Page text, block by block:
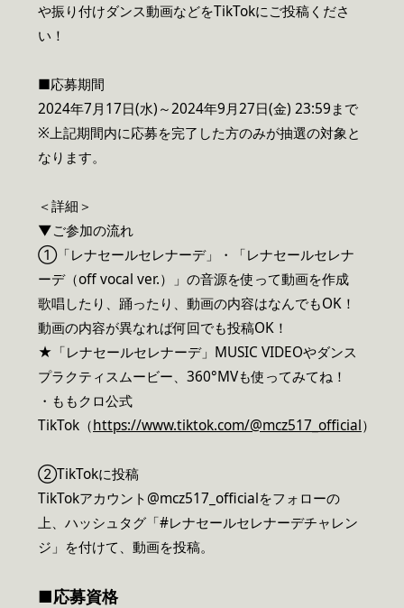
や振り付けダンス動画などをTikTokにご投稿くださ
い！
■応募期間
2024年7月17日(水)～2024年9月27日(金) 23:59まで
※上記期間内に応募を完了した方のみが抽選の対象と
なります。
＜詳細＞
▼ご参加の流れ
①「レナセールセレナーデ」・「レナセールセレナ
ーデ（off vocal ver.）」の音源を使って動画を作成
歌唱したり、踊ったり、動画の内容はなんでもOK！
動画の内容が異なれば何回でも投稿OK！
★「レナセールセレナーデ」MUSIC VIDEOやダンス
プラクティスムービー、360°MVも使ってみてね！
・ももクロ公式
TikTok（https://www.tiktok.com/@mcz517_official）
②TikTokに投稿
TikTokアカウント@mcz517_officialをフォローの
上、ハッシュタグ「#レナセールセレナーデチャレン
ジ」を付けて、動画を投稿。
■応募資格